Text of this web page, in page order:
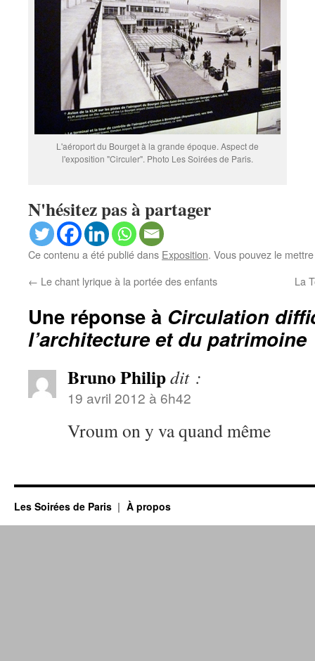
L'aéroport du Bourget à la grande époque. Aspect de
l'exposition "Circuler". Photo Les Soirées de Paris.
N'hésitez pas à partager
Ce contenu a été publié dans Exposition. Vous pouvez le
← Le chant lyrique à la portée des enfants La
Une réponse à Circulation
l’architecture et du patrimoine
Bruno Philipdit :
19 avril 2012 à 6h42
Vroum on y va quand même
Les Soirées de Paris À propos